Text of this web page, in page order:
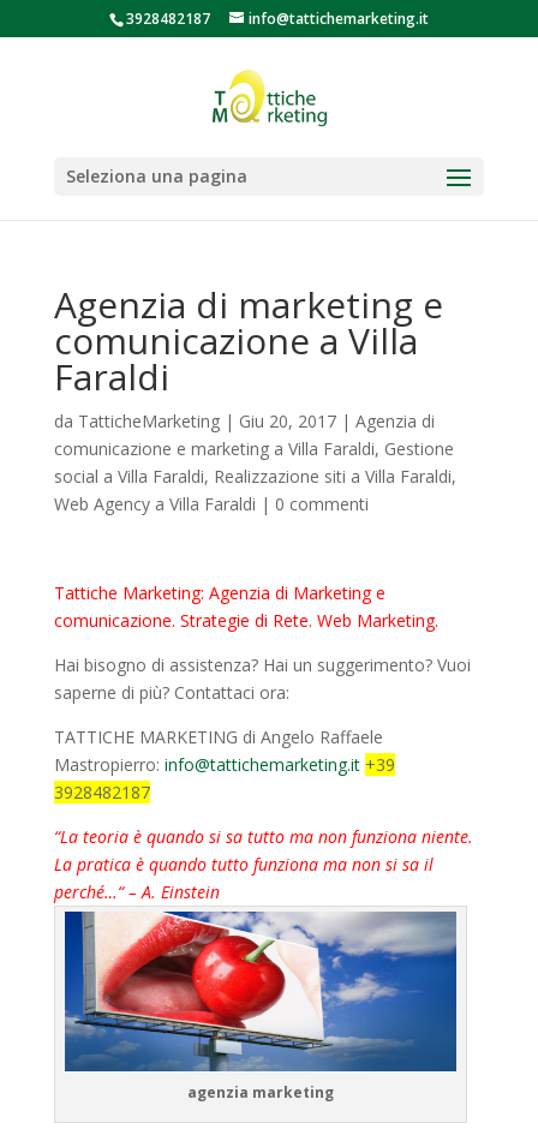
3928482187 info@tattichemarketing.it
Seleziona una pagina
Agenzia di marketing e
comunicazione a Villa
Faraldi
da TatticheMarketing| Giu 20, 2017| Agenzia di
comunicazione e marketing a Villa Faraldi, Gestione
social a Villa Faraldi, Realizzazione siti a Villa Faraldi,
Web Agency a Villa Faraldi | 0 commenti
Tattiche Marketing: Agenzia di Marketing e
comunicazione. Strategie di Rete. Web Marketing.
Hai bisogno di assistenza? Hai un suggerimento? Vuoi
saperne di più? Contattaci ora:
TATTICHE MARKETING di Angelo Raffaele
Mastropierro: info@tattichemarketing.it +39
3928482187
“La teoria è quando si sa tutto ma non funziona niente.
La pratica è quando tutto funziona ma non si sa il
perché…“ – A. Einstein
agenzia marketing